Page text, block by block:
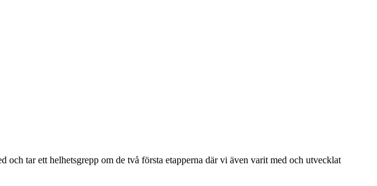
tar ett helhetsgrepp om de två första etapperna där vi även varit med och utvecklat